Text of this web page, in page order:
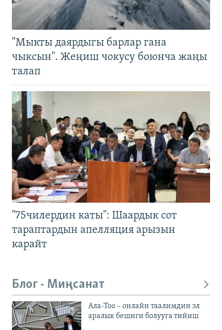
"Мыкты даярдыгы барлар гана
чыксын". Жеңиш чокусу боюнча жаңы
талап
"75чилердин каты": Шаардык сот
тараптардын апелляция арызын
карайт
Блог - Миңсанат
Ала-Тоо – онлайн таалимдин эл
аралык бешиги болууга тийиш